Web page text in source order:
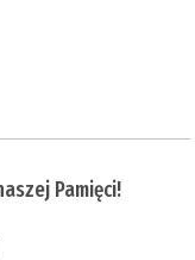
Pamięci!